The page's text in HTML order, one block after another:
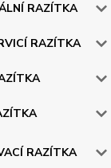
RAZÍTKA
RAZÍTKA
RAZÍTKA